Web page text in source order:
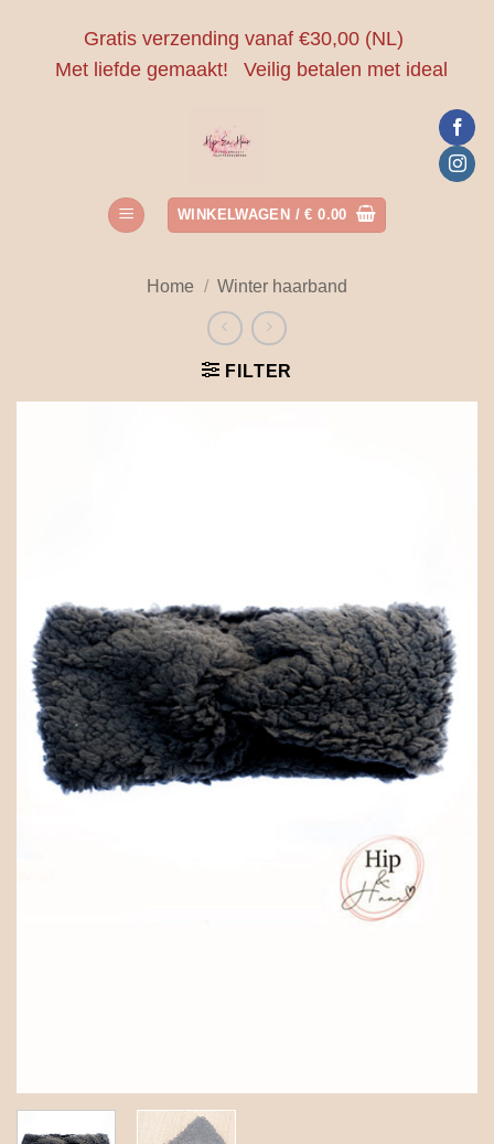
Gratis verzending vanaf €30,00 (NL)
Met liefde gemaakt!
Veilig betalen met ideal
WINKELWAGEN /€ 0.00
Home / Winter haarband
FILTER